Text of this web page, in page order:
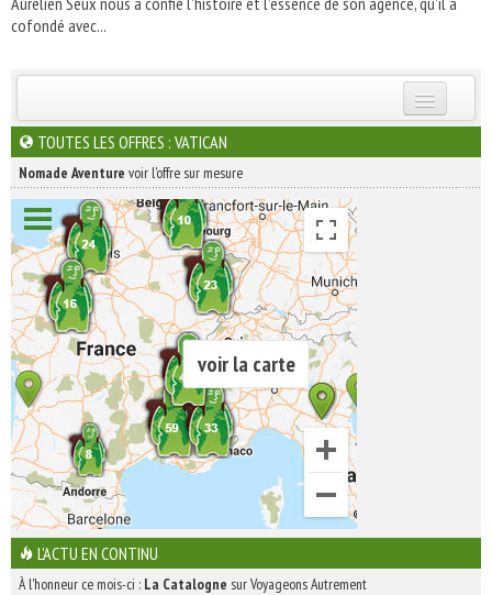
cofondé avec...
INSCRIVEZ-VOUS | ABONNEZ-VOUS
TOUTES LES OFFRES : VATICAN
Nomade Aventure voir l'offre sur mesure
voir la carte
L'ACTU EN CONTINU
À l'honneur ce mois-ci : La Catalogne sur Voyageons Autrement